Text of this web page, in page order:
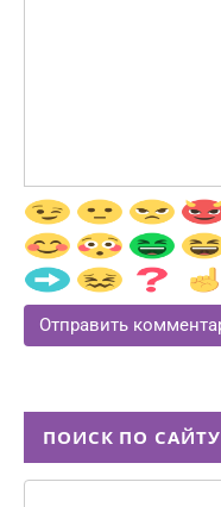
ПОИСК ПО САЙТУ
Поиск: